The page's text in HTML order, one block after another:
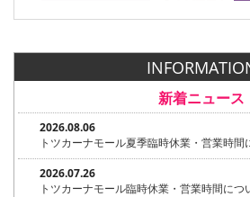
新着ニュース
2026.08.06
トツカーナモール夏季臨時休業・営業時間
2026.07.26
トツカーナモール臨時休業・営業時間につ